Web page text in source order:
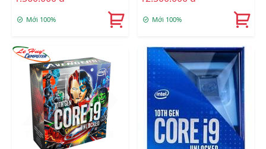
Mới 100%
125W) - Socket Intel LGA
1200 Box C.TY (CHECK
ONLINE)
Mới 100%